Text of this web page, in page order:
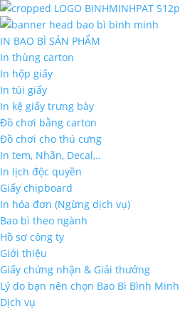
IN BAO BÌ SẢN PHẨM
In thùng carton
In hộp giấy
In túi giấy
In kệ giấy trưng bày
Đồ chơi bằng carton
Đồ chơi cho thú cưng
In tem, Nhãn, Decal,..
In lịch độc quyền
Giấy chipboard
In hóa đơn (Ngừng dịch vụ)
Bao bì theo ngành
Hồ sơ công ty
Giới thiệu
Giấy chứng nhận & Giải thưởng
Lý do bạn nên chọn Bao Bì Bình Minh
Dịch vụ